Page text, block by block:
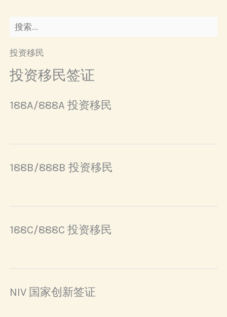
投资移民
投资移民签证
188A/888A 投资移民
188B/888B 投资移民
188C/888C 投资移民
NIV 国家创新签证